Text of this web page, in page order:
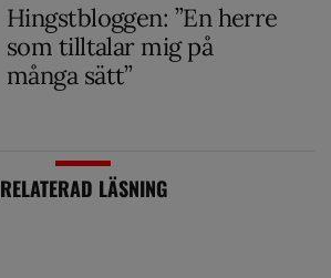
Hingstbloggen: ”En herre
som tilltalar mig på
många sätt”
RELATERAD LÄSNING